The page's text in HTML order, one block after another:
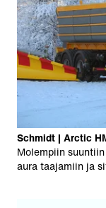
Schmidt | Arctic
Molempiin
aura taajamiin ja